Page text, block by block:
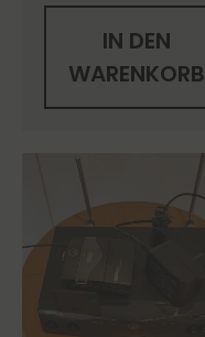
IN DEN
WARENKORB